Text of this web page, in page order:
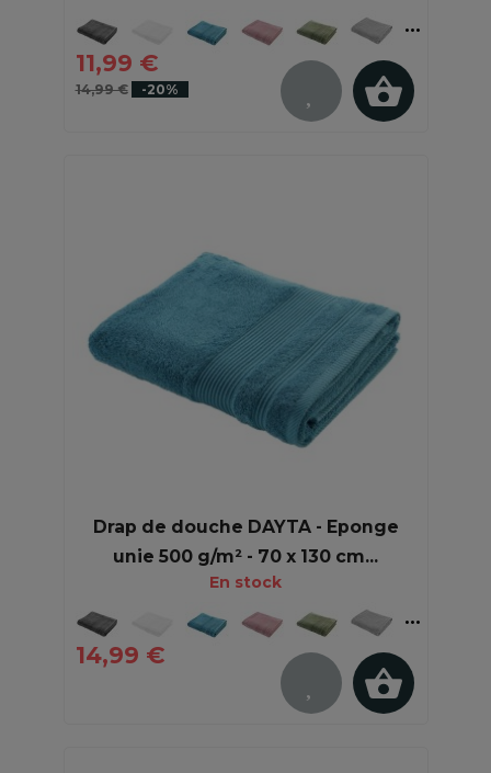
11,99 €
14,99 € -20%
Drap de douche DAYTA - Eponge
unie 500 g/m² - 70 x 130 cm...
En stock
14,99 €